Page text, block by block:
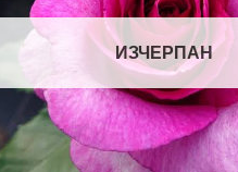
ИЗЧЕРПАН